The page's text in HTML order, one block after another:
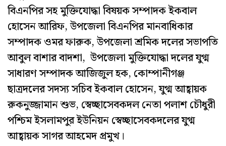
বিএনপির সহ মুক্তিযোদ্ধা বিষয়ক সম্পাদক ইকবাল
হোসেন আরিফ, উপজেলা বিএনপির মানবাধিকার
সম্পাদক ওমর ফারুক, উপজেলা শ্রমিক দলের সভাপতি
আবুল বাশার বাদশা, উপজেলা মুক্তিযোদ্ধা দলের যুগ্ম
সাধারণ সম্পাদক আজিজুল হক, কোম্পানীগঞ্জ
ছাত্রদলের সদস্য সচিব ইকবাল হোসেন, যুগ্ম আহ্বায়ক
রুকনুজ্জামান শুভ, স্বেচ্ছাসেবকদল নেতা পলাশ চৌধুরী
পশ্চিম ইসলামপুর ইউনিয়ন স্বেচ্ছাসেবকদলের যুগ্ম
আহ্বায়ক সাগর আহমেদ প্রমুখ।